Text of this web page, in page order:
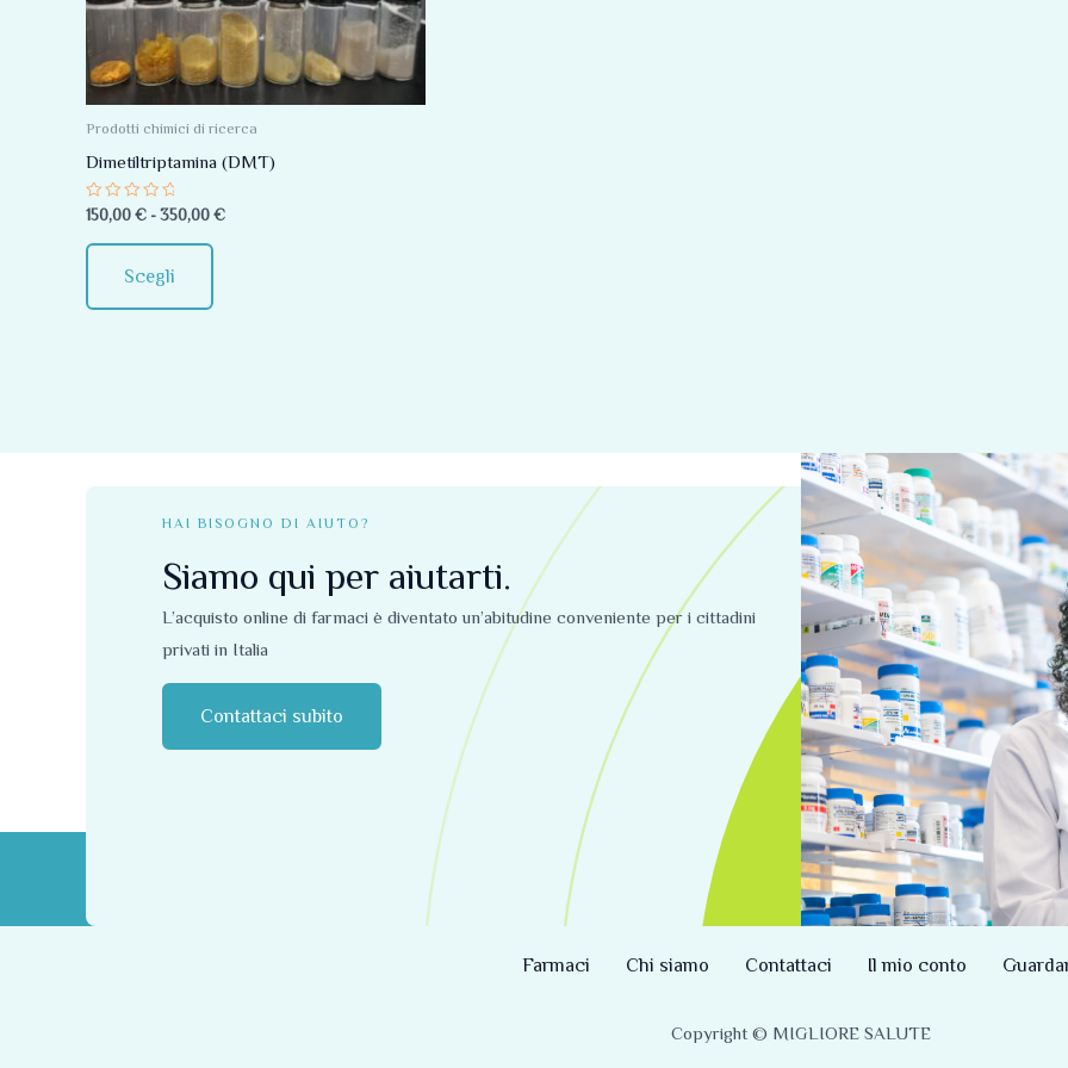
Prodotti chimici di ricerca
Dimetiltriptamina (DMT)
Valutato
0
su
5
150,00 € - 350,00 €
Scegli
Le
possono
essere
scelte
pagina
del
HAI BISOGNO DI AIUTO?
Siamo qui per aiutarti.
L’acquisto online di farmaci è diventato un’abitudine conveniente per i cittadini
privati ​​in Italia
Contattaci subito
Farmaci Chi siamo Contattaci Il mio conto
Copyright © MIGLIORE SALUTE